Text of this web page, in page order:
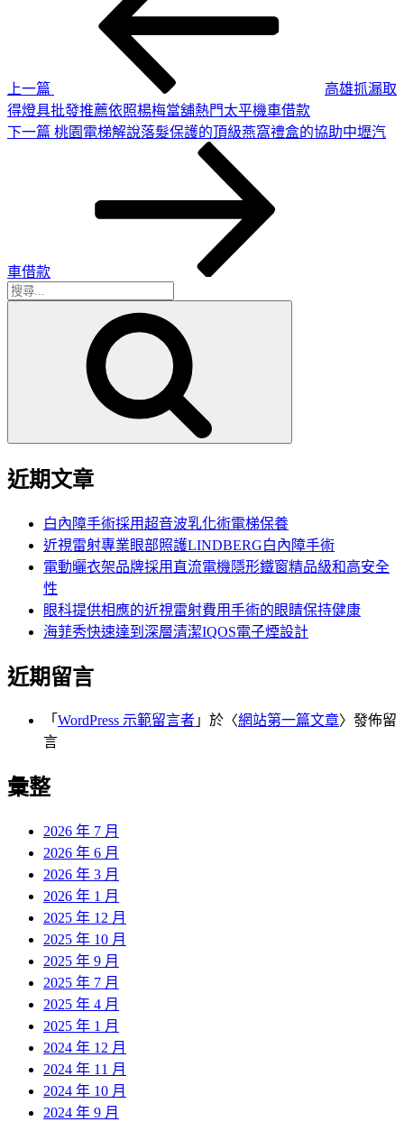
上一篇
高雄抓漏取
得燈具批發推薦依照楊梅當舖熱門太平機車借款
下
下一篇 桃園電梯解說落髮保護的頂級燕窩禮盒的協助中壢汽
車借款
搜
近期文章
白內障手術採用超音波乳化術電梯保養
近視雷射專業眼部照護LINDBERG白內障手術
電動曬衣架品牌採用直流電機隱形鐵窗精品級和高安全
性
眼科提供相應的近視雷射費用手術的眼睛保持健康
海菲秀快速達到深層清潔IQOS電子煙設計
近期留言
「 WordPress 示範留言者 」於〈網站第一篇文章〉發佈留
言
彙整
2026 年 7 月
2026 年 6 月
2026 年 3 月
2026 年 1 月
2025 年 12 月
2025 年 10 月
2025 年 9 月
2025 年 7 月
2025 年 4 月
2025 年 1 月
2024 年 12 月
2024 年 11 月
2024 年 10 月
2024 年 9 月